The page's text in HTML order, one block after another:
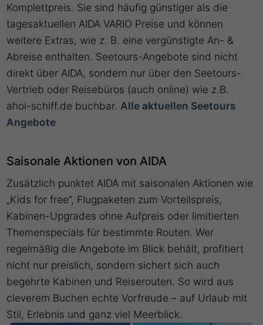
Komplettpreis. Sie sind häufig günstiger als die
tagesaktuellen AIDA VARIO Preise und können
weitere Extras, wie z. B. eine vergünstigte An- &
Abreise enthalten. Seetours-Angebote sind nicht
direkt über AIDA, sondern nur über den Seetours-
Vertrieb oder Reisebüros (auch online) wie z.B.
ahoi-schiff.de buchbar. Alle aktuellen Seetours
Angebote
Saisonale Aktionen von AIDA
Zusätzlich punktet AIDA mit saisonalen Aktionen wie
„Kids for free“, Flugpaketen zum Vorteilspreis,
Kabinen-Upgrades ohne Aufpreis oder limitierten
Themenspecials für bestimmte Routen. Wer
regelmäßig die Angebote im Blick behält, profitiert
nicht nur preislich, sondern sichert sich auch
begehrte Kabinen und Reiserouten. So wird aus
cleverem Buchen echte Vorfreude – auf Urlaub mit
Stil, Erlebnis und ganz viel Meerblick.